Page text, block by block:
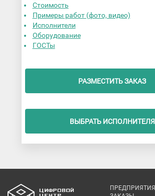
Стоимость
Примеры работ (фото, видео)
Исполнители
Оборудование
ГОСТы
РАЗМЕСТИТЬ ЗАКАЗ
ВЫБРАТЬ ИСПОЛНИТЕЛЯ
ПРЕДПРИЯТИЯ